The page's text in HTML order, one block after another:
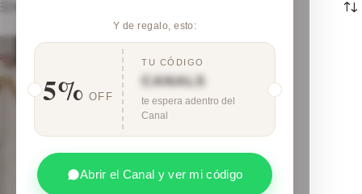
Y de regalo, esto:
5% OFF
TU CÓDIGO
CANAL5
te espera adentro del
Canal
Abrir el Canal y ver mi código